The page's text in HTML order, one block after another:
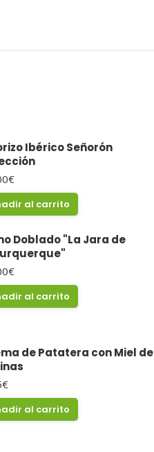
Ibérico Señorón
€
al carrito
Doblado "La Jara de
€
al carrito
de Patatera con Miel de
€
al carrito